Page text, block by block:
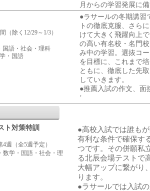
月からの学習発展に
除く12/29～1/3）
国語・社会・理科
・国語
●ラサールの冬期講習
トの徹底克服、さら
けて大きく飛躍向上
の高い有名校・名門
み中の学習。選抜コ
を目標に、これまで
ともに、徹底した先
していきます。
●推薦入試の作文、面
‘
対策特訓
週（全5週予定）
数学・国語・社会・理
●高校入試では誰も
有利な条件で確保す
つです。その併願私
る北辰会場テストで
大幅アップに繋がり
ります。
●ラサールでは入試